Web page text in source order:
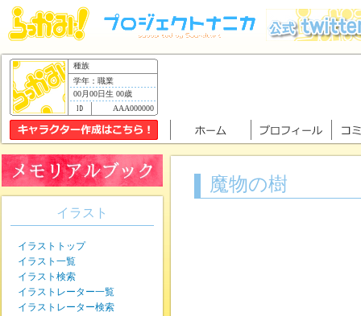
種族
学年：職業
00月00日生 00歳
AAA000000
魔物の樹
イラスト
イラストトップ
イラスト一覧
イラスト検索
イラストレーター一覧
イラストレーター検索